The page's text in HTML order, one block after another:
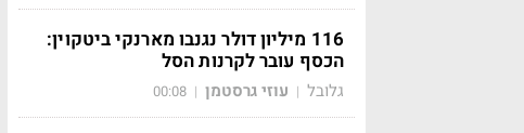
116 מיליון דולר נגנבו מארנקי ביטקוין:
הכסף עובר לקרנות הסל
גלובל | עוזי גרסטמן |
00:08